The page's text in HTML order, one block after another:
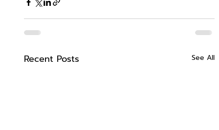
Recent Posts See All